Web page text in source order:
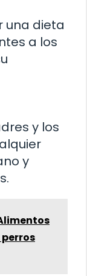
una dieta
a los
y los
y